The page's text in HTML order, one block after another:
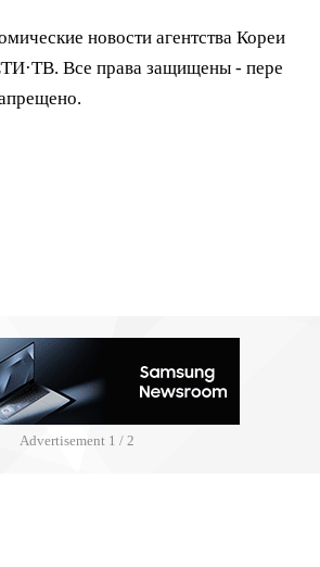
новости агентства Кореи
Все права защищены - пере
Advertisement 2 / 2